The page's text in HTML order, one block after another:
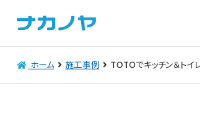
ホーム 施工事例 TOTOでキッチン＆トイ